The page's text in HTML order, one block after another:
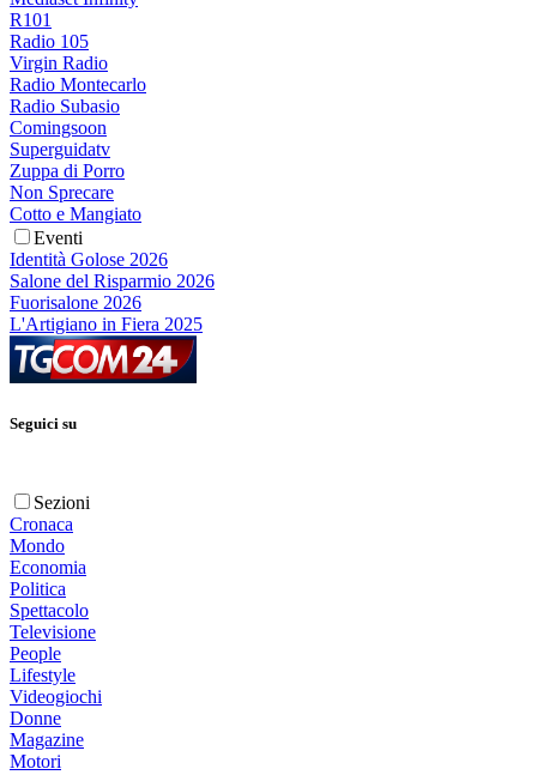
R101
Radio 105
Virgin Radio
Radio Montecarlo
Radio Subasio
Comingsoon
Superguidatv
Zuppa di Porro
Non Sprecare
Cotto e Mangiato
Eventi
Identità Golose 2026
Salone del Risparmio 2026
Fuorisalone 2026
L'Artigiano in Fiera 2025
Seguici su
Sezioni
Cronaca
Mondo
Economia
Politica
Spettacolo
Televisione
People
Lifestyle
Videogiochi
Donne
Magazine
Motori